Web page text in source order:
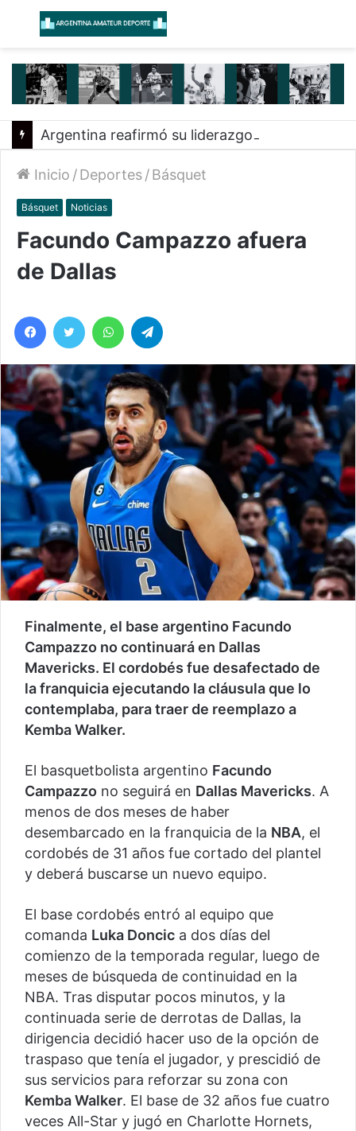
Menú
Inicio /Deportes/Básquet
Básquet Noticias
Facundo Campazzo afuera
de Dallas
Facebook
Twitter WhatsApp
Finalmente, el base argentino Facundo
Campazzo no continuará en Dallas
Mavericks. El cordobés fue desafectado de
la franquicia ejecutando la cláusula que lo
contemplaba, para traer de reemplazo a
Kemba Walker.
El basquetbolista argentino Facundo
Campazzo no seguirá en Dallas Mavericks. A
menos de dos meses de haber
desembarcado en la franquicia de la NBA, el
cordobés de 31 años fue cortado del plantel
y deberá buscarse un nuevo equipo.
El base cordobés entró al equipo que
comanda Luka Doncic a dos días del
comienzo de la temporada regular, luego de
meses de búsqueda de continuidad en la
NBA. Tras disputar pocos minutos, y la
continuada serie de derrotas de Dallas, la
dirigencia decidió hacer uso de la opción de
traspaso que tenía el jugador, y prescidió de
sus servicios para reforzar su zona con
Kemba Walker. El base de 32 años fue cuatro
veces All-Star y jugó en Charlotte Hornets,